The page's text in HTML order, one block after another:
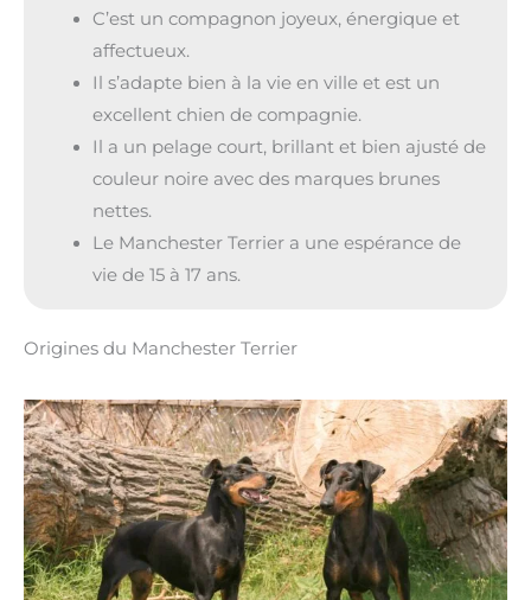
C’est un compagnon joyeux, énergique et
affectueux.
Il s’adapte bien à la vie en ville et est un
excellent chien de compagnie.
Il a un pelage court, brillant et bien ajusté de
couleur noire avec des marques brunes
nettes.
Le Manchester Terrier a une espérance de
vie de 15 à 17 ans.
Origines du Manchester Terrier